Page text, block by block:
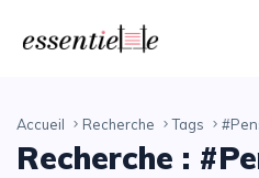
Accueil Recherche Tags
Recherche :